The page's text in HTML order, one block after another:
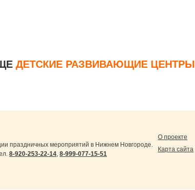
ДЕТСКИЕ РАЗВИВАЮЩИЕ ЦЕНТРЫ
праздничных мероприятий в Нижнем Новгороде.
8-920-253-22-14, 8-999-077-15-51
О проекте
Карта сайта